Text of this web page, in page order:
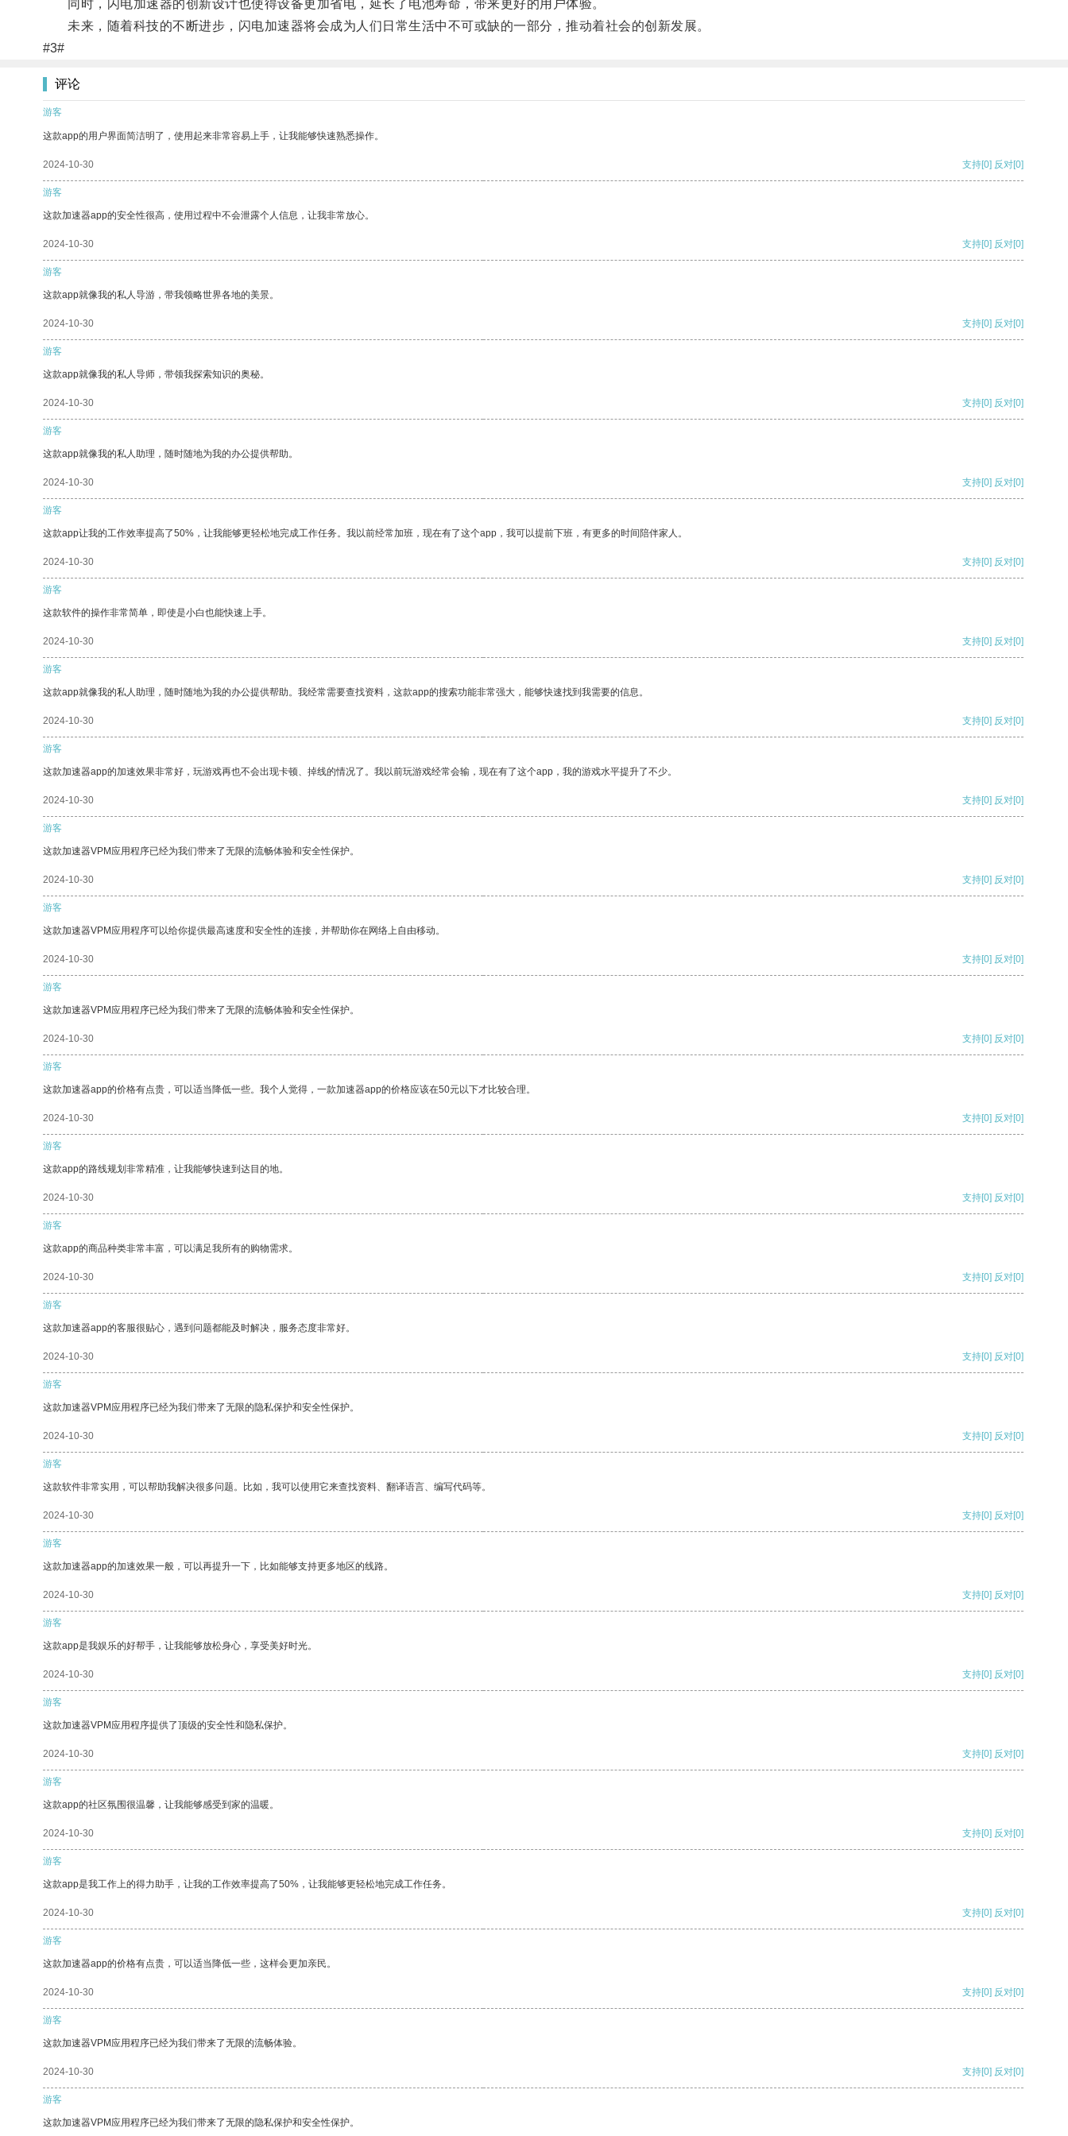
同时，闪电加速器的创新设计也使得设备更加省电，延长了电池寿命，带来更好的用户体验。
未来，随着科技的不断进步，闪电加速器将会成为人们日常生活中不可或缺的一部分，推动着社会的创新发展。
#3#
评论
游客
这款app的用户界面简洁明了，使用起来非常容易上手，让我能够快速熟悉操作。
2024-10-30 支持[0] 反对[0]
游客
这款加速器app的安全性很高，使用过程中不会泄露个人信息，让我非常放心。
2024-10-30 支持[0] 反对[0]
游客
这款app就像我的私人导游，带我领略世界各地的美景。
2024-10-30 支持[0] 反对[0]
游客
这款app就像我的私人导师，带领我探索知识的奥秘。
2024-10-30 支持[0] 反对[0]
游客
这款app就像我的私人助理，随时随地为我的办公提供帮助。
2024-10-30 支持[0] 反对[0]
游客
这款app让我的工作效率提高了50%，让我能够更轻松地完成工作任务。我以前经常加班，现在有了这个app，我可以提前下班，有更多的时间陪伴家人。
2024-10-30 支持[0] 反对[0]
游客
这款软件的操作非常简单，即使是小白也能快速上手。
2024-10-30 支持[0] 反对[0]
游客
这款app就像我的私人助理，随时随地为我的办公提供帮助。我经常需要查找资料，这款app的搜索功能非常强大，能够快速找到我需要的信息。
2024-10-30 支持[0] 反对[0]
游客
这款加速器app的加速效果非常好，玩游戏再也不会出现卡顿、掉线的情况了。我以前玩游戏经常会输，现在有了这个app，我的游戏水平提升了不少。
2024-10-30 支持[0] 反对[0]
游客
这款加速器VPM应用程序已经为我们带来了无限的流畅体验和安全性保护。
2024-10-30 支持[0] 反对[0]
游客
这款加速器VPM应用程序可以给你提供最高速度和安全性的连接，并帮助你在网络上自由移动。
2024-10-30 支持[0] 反对[0]
游客
这款加速器VPM应用程序已经为我们带来了无限的流畅体验和安全性保护。
2024-10-30 支持[0] 反对[0]
游客
这款加速器app的价格有点贵，可以适当降低一些。我个人觉得，一款加速器app的价格应该在50元以下才比较合理。
2024-10-30 支持[0] 反对[0]
游客
这款app的路线规划非常精准，让我能够快速到达目的地。
2024-10-30 支持[0] 反对[0]
游客
这款app的商品种类非常丰富，可以满足我所有的购物需求。
2024-10-30 支持[0] 反对[0]
游客
这款加速器app的客服很贴心，遇到问题都能及时解决，服务态度非常好。
2024-10-30 支持[0] 反对[0]
游客
这款加速器VPM应用程序已经为我们带来了无限的隐私保护和安全性保护。
2024-10-30 支持[0] 反对[0]
游客
这款软件非常实用，可以帮助我解决很多问题。比如，我可以使用它来查找资料、翻译语言、编写代码等。
2024-10-30 支持[0] 反对[0]
游客
这款加速器app的加速效果一般，可以再提升一下，比如能够支持更多地区的线路。
2024-10-30 支持[0] 反对[0]
游客
这款app是我娱乐的好帮手，让我能够放松身心，享受美好时光。
2024-10-30 支持[0] 反对[0]
游客
这款加速器VPM应用程序提供了顶级的安全性和隐私保护。
2024-10-30 支持[0] 反对[0]
游客
这款app的社区氛围很温馨，让我能够感受到家的温暖。
2024-10-30 支持[0] 反对[0]
游客
这款app是我工作上的得力助手，让我的工作效率提高了50%，让我能够更轻松地完成工作任务。
2024-10-30 支持[0] 反对[0]
游客
这款加速器app的价格有点贵，可以适当降低一些，这样会更加亲民。
2024-10-30 支持[0] 反对[0]
游客
这款加速器VPM应用程序已经为我们带来了无限的流畅体验。
2024-10-30 支持[0] 反对[0]
游客
这款加速器VPM应用程序已经为我们带来了无限的隐私保护和安全性保护。